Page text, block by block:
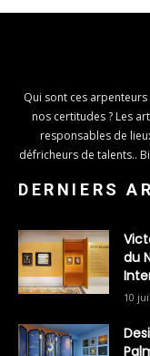
Qui sont ces
nos certitudes ? Les
responsables de
défricheurs de talents..
DERNIERS
du
10